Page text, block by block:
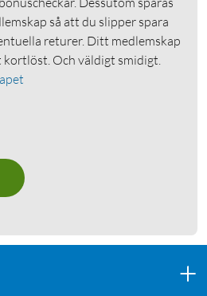
så att du slipper spara
returer. Ditt medlemskap
Och väldigt smidigt.